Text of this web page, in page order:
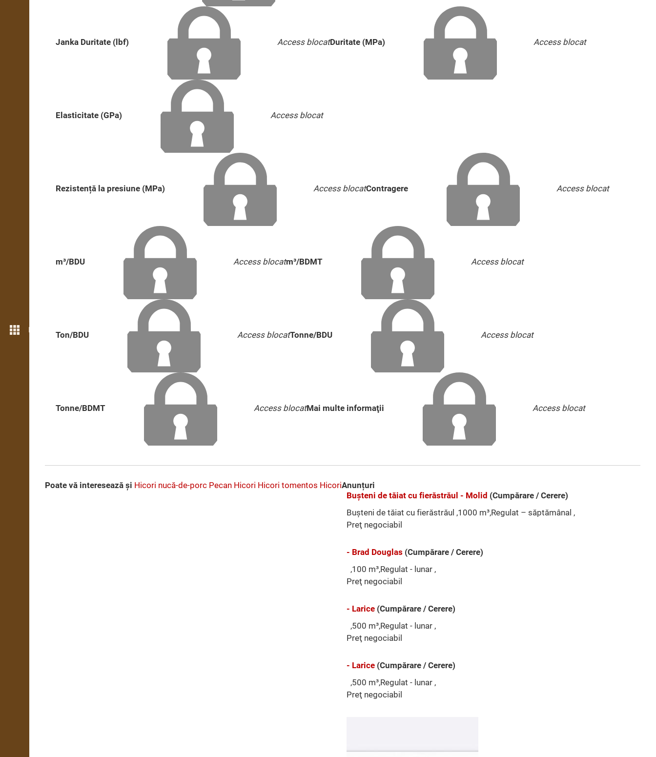
Mai multe opțiuni
Janka Duritate (lbf) Access blocatDuritate (MPa) Access blocat
Elasticitate (GPa) Access blocat
Rezistență la presiune (MPa) Access blocatContragere Access blocat
m³/BDU Access blocatm³/BDMT Access blocat
Ton/BDU Access blocatTonne/BDU Access blocat
Tonne/BDMT Access blocatMai multe informaţii Access blocat
Poate vă interesează şi Hicori nucă-de-porc Pecan Hicori Hicori tomentos HicoriAnunțuri
Buşteni de tăiat cu fierăstrăul - Molid (Cumpărare / Cerere)
Buşteni de tăiat cu fierăstrăul ,1000 m³,Regulat – săptămânal ,
Preţ negociabil
- Brad Douglas (Cumpărare / Cerere)
,100 m³,Regulat - lunar ,
Preţ negociabil
- Larice (Cumpărare / Cerere)
,500 m³,Regulat - lunar ,
Preţ negociabil
- Larice (Cumpărare / Cerere)
,500 m³,Regulat - lunar ,
Preţ negociabil